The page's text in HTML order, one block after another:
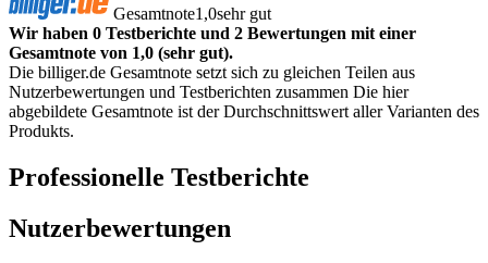
Gesamtnote1,0sehr gut
Wir haben 0 Testberichte und 2 Bewertungen mit einer
Gesamtnote von 1,0 (sehr gut).
Die billiger.de Gesamtnote setzt sich zu gleichen Teilen aus
Nutzerbewertungen und Testberichten zusammen Die hier
abgebildete Gesamtnote ist der Durchschnittswert aller Varianten des
Produkts.
Professionelle Testberichte
Nutzerbewertungen